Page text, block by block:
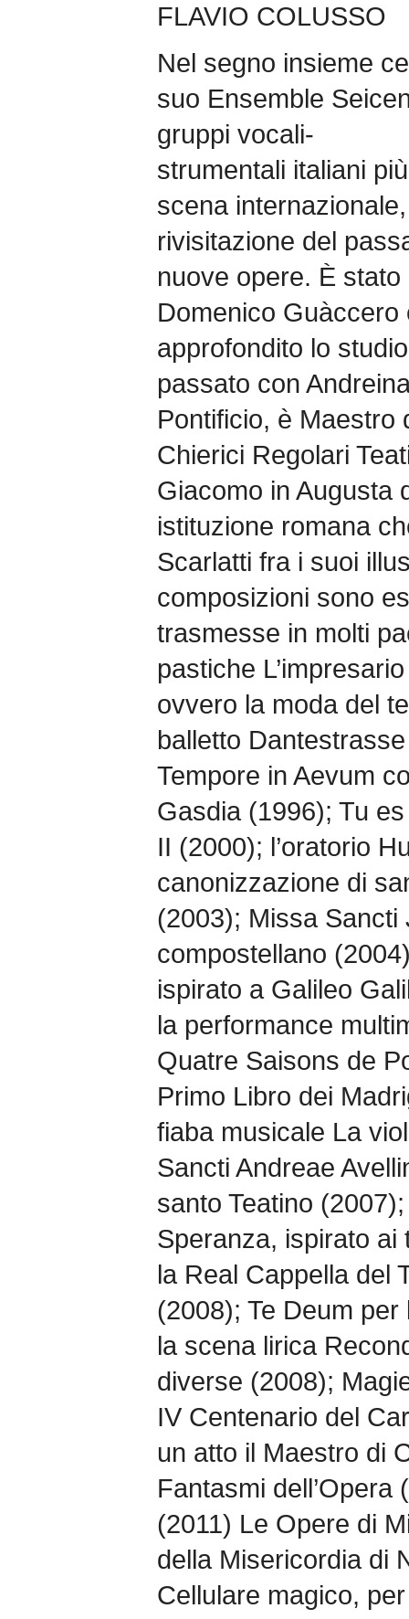
FLAVIO COLUSSO
Nel segno insieme
suo Ensemble
gruppi vocali-
strumentali italiani
scena
rivisitazione del
nuove opere. È
Domenico
approfondito lo
passato con
Pontificio, è Maestro
Chierici Regolari
Giacomo in Augusta
istituzione romana
Scarlatti fra i suoi
composizioni sono
trasmesse in molti
pastiche
ovvero la moda del
balletto
Tempore in Aevum
Gasdia (1996); Tu
II (2000); l’oratorio
canonizzazione di
(2003); Missa Sancti
compostellano
ispirato a Galileo
la performance
Quatre Saisons de
Primo Libro dei
fiaba musicale La
Sancti Andreae
santo Teatino
Speranza, ispirato ai
la Real Cappella del
(2008); Te Deum per
la scena lirica
diverse (2008);
IV Centenario del
un atto il Maestro di
Fantasmi
(2011) Le Opere di
della Misericordia di
Cellulare magico,